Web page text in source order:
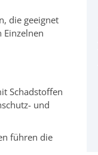
die geeignet
Schadstoffen
und
führen die